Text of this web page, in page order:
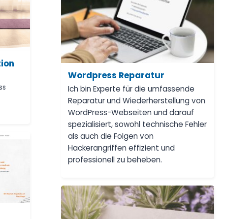
Wordpress Reparatur
Ich bin Experte für die umfassende
Reparatur und Wiederherstellung von
WordPress-Webseiten und darauf
spezialisiert, sowohl technische Fehler
als auch die Folgen von
Hackerangriffen effizient und
professionell zu beheben.